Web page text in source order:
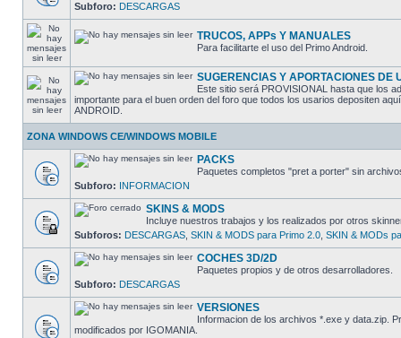
Subforo: DESCARGAS
TRUCOS, APPs Y MANUALES
Para facilitarte el uso del Primo Android.
SUGERENCIAS Y APORTACIONES DE
Este sitio será PROVISIONAL hasta que los
importante para el buen orden del foro que todos los usarios depositen
ANDROID.
ZONA WINDOWS CE/WINDOWS MOBILE
PACKS
Paquetes completos "pret a porter" sin
Subforo: INFORMACION
SKINS & MODS
Incluye nuestros trabajos y los realizados por otros
Subforos: DESCARGAS SKIN & MODS para Primo 2.0 SKIN & MODs
COCHES 3D/2D
Paquetes propios y de otros desarrolladores.
Subforo: DESCARGAS
VERSIONES
Informacion de los archivos *.exe y data.zip.
modificados por IGOMANIA.